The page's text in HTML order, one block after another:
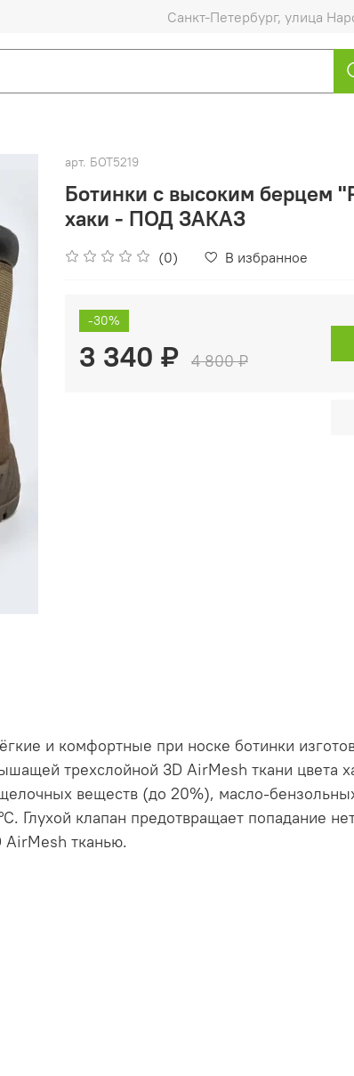
Санкт-Петербург, улица
арт. БОТ5219
Ботинки с высоким берцем
хаки - ПОД ЗАКАЗ
(0) В избранное
-30%
3 340 ₽ 4 800 ₽
и комфортные при носке ботинки
трехслойной 3D AirMesh ткани
веществ (до 20%), масло-
Глухой клапан предотвращает попадание
AirMesh тканью.